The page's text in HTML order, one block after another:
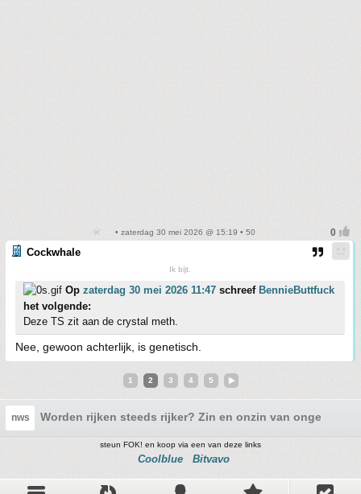
• zaterdag 30 mei 2026 @ 15:19 • 50
Cockwhale
Ik bijt.
Op zaterdag 30 mei 2026 11:47 schreef BennieButtfuck
het volgende:
Deze TS zit aan de crystal meth.
Nee, gewoon achterlijk, is genetisch.
1 2 3 4 5
nws Worden rijken steeds rijker? Zin en onzin van
steun FOK! en koop via een van deze links
Coolblue Bitvavo